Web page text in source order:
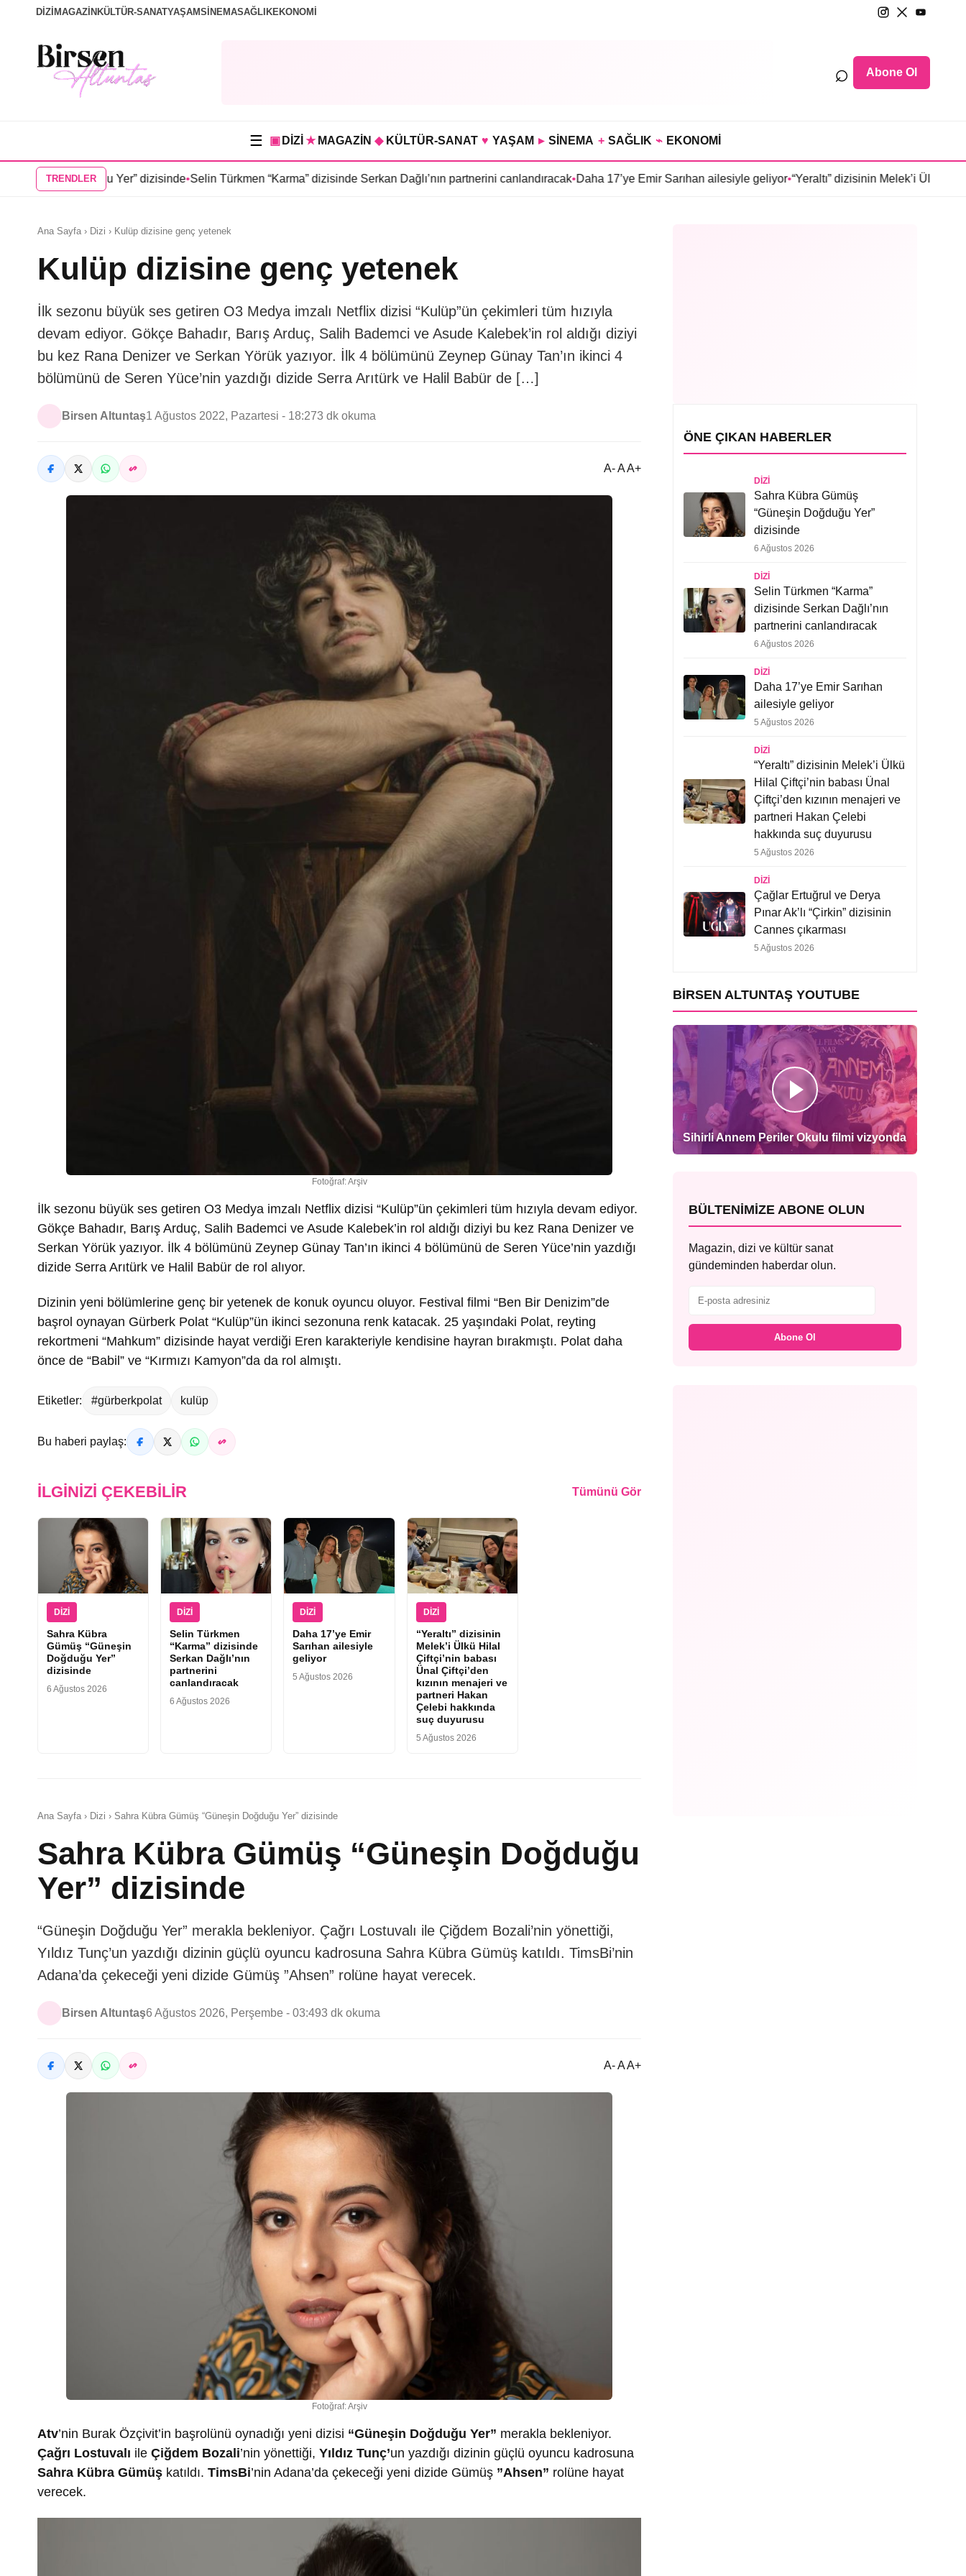
DİZİ MAGAZİN KÜLTÜR-SANATYAŞAMSİNEMASAĞLIKEKONOMİ
⌕ Abone Ol
☰ ▣ DİZİ ★ MAGAZİN ◆ KÜLTÜR-SANAT ♥ YAŞAM ▸ SİNEMA + SAĞLIK ⌁ EKONOMİ
TRENDLER
Doğduğu Yer” dizisinde•Selin Türkmen “Karma” dizisinde Serkan Dağlı’nın partnerini canlandıracak• Daha 17’ye Emir Sarıhan ailesiyle geliyor•“Yeraltı” dizisinin Melek’i Ülkü Hilal
Ana Sayfa › Dizi › Kulüp dizisine genç yetenek
Kulüp dizisine genç yetenek
İlk sezonu büyük ses getiren O3 Medya imzalı Netflix dizisi “Kulüp”ün çekimleri tüm hızıyla
devam ediyor. Gökçe Bahadır, Barış Arduç, Salih Bademci ve Asude Kalebek’in rol aldığı diziyi
bu kez Rana Denizer ve Serkan Yörük yazıyor. İlk 4 bölümünü Zeynep Günay Tan’ın ikinci 4
bölümünü de Seren Yüce’nin yazdığı dizide Serra Arıtürk ve Halil Babür de […]
Birsen Altuntaş1 Ağustos 2022, Pazartesi - 18:273 dk okuma
A- A A+
Fotoğraf: Arşiv
İlk sezonu büyük ses getiren O3 Medya imzalı Netflix dizisi “Kulüp”ün çekimleri tüm hızıyla devam ediyor.
Gökçe Bahadır, Barış Arduç, Salih Bademci ve Asude Kalebek’in rol aldığı diziyi bu kez Rana Denizer ve
Serkan Yörük yazıyor. İlk 4 bölümünü Zeynep Günay Tan’ın ikinci 4 bölümünü de Seren Yüce’nin yazdığı
dizide Serra Arıtürk ve Halil Babür de rol alıyor.
Dizinin yeni bölümlerine genç bir yetenek de konuk oyuncu oluyor. Festival filmi “Ben Bir Denizim”de
başrol oynayan Gürberk Polat “Kulüp”ün ikinci sezonuna renk katacak. 25 yaşındaki Polat, reyting
rekortmeni “Mahkum” dizisinde hayat verdiği Eren karakteriyle kendisine hayran bırakmıştı. Polat daha
önce de “Babil” ve “Kırmızı Kamyon”da da rol almıştı.
Etiketler: #gürberkpolat kulüp
Bu haberi paylaş:
İLGINIZI ÇEKEBILIR Tümünü Gör
DIZI
Sahra Kübra
Gümüş “Güneşin
Doğduğu Yer”
dizisinde
6 Ağustos 2026
DIZI
Selin Türkmen
“Karma” dizisinde
Serkan Dağlı’nın
partnerini
canlandıracak
6 Ağustos 2026
DIZI
Daha 17’ye Emir
Sarıhan ailesiyle
geliyor
5 Ağustos 2026
DIZI
“Yeraltı” dizisinin
Melek’i Ülkü Hilal
Çiftçi’nin babası
Ünal Çiftçi’den
kızının menajeri ve
partneri Hakan
Çelebi hakkında
suç duyurusu
5 Ağustos 2026
Ana Sayfa › Dizi › Sahra Kübra Gümüş “Güneşin Doğduğu Yer” dizisinde
Sahra Kübra Gümüş “Güneşin Doğduğu
Yer” dizisinde
“Güneşin Doğduğu Yer” merakla bekleniyor. Çağrı Lostuvalı ile Çiğdem Bozali’nin yönettiği,
Yıldız Tunç’un yazdığı dizinin güçlü oyuncu kadrosuna Sahra Kübra Gümüş katıldı. TimsBi’nin
Adana’da çekeceği yeni dizide Gümüş ”Ahsen” rolüne hayat verecek.
Birsen Altuntaş6 Ağustos 2026, Perşembe - 03:493 dk okuma
A- A A+
Fotoğraf: Arşiv
Atv’nin Burak Özçivit’in başrolünü oynadığı yeni dizisi “Güneşin Doğduğu Yer” merakla bekleniyor.
Çağrı Lostuvalı ile Çiğdem Bozali’nin yönettiği, Yıldız Tunç’un yazdığı dizinin güçlü oyuncu kadrosuna
Sahra Kübra Gümüş katıldı. TimsBi’nin Adana’da çekeceği yeni dizide Gümüş ”Ahsen” rolüne hayat
verecek.
ÖNE ÇIKAN HABERLER
DIZI
Sahra Kübra Gümüş
“Güneşin Doğduğu Yer”
dizisinde
6 Ağustos 2026
DIZI
Selin Türkmen “Karma”
dizisinde Serkan Dağlı’nın
partnerini canlandıracak
6 Ağustos 2026
DIZI
Daha 17’ye Emir Sarıhan
ailesiyle geliyor
5 Ağustos 2026
DIZI
“Yeraltı” dizisinin Melek’i Ülkü
Hilal Çiftçi’nin babası Ünal
Çiftçi’den kızının menajeri ve
partneri Hakan Çelebi
hakkında suç duyurusu
5 Ağustos 2026
DIZI
Çağlar Ertuğrul ve Derya
Pınar Ak’lı “Çirkin” dizisinin
Cannes çıkarması
5 Ağustos 2026
BIRSEN ALTUNTAŞ YOUTUBE
Sihirli Annem Periler Okulu filmi vizyonda
BÜLTENIMIZE ABONE OLUN
Magazin, dizi ve kültür sanat
gündeminden haberdar olun.
Abone Ol